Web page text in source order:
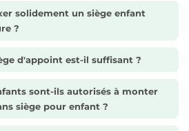
solidement un siège enfant
?
d'appoint est-il suffisant ?
sont-ils autorisés à monter
siège pour enfant ?